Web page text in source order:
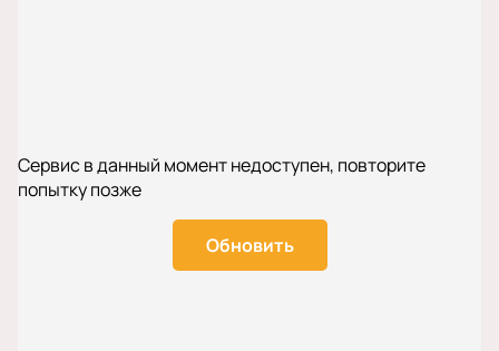
Сервис в данный момент недоступен, повторите
попытку позже
Обновить